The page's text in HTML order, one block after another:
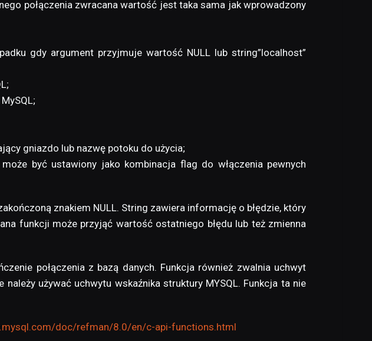
połączenia zwracana wartość jest taka sama jak wprowadzony
gdy argument przyjmuje wartość NULL lub string”localhost”
gniazdo lub nazwę potoku do użycia;
być ustawiony jako kombinacja flag do włączenia pewnych
znakiem NULL. String zawiera informację o błędzie, który
funkcji może przyjąć wartość ostatniego błędu lub też zmienna
połączenia z bazą danych. Funkcja również zwalnia uchwyt
używać uchwytu wskaźnika struktury MYSQL. Funkcja ta nie
doc/refman/8.0/en/c-api-functions.html